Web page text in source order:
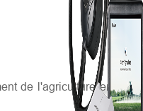
de l'agriculture en